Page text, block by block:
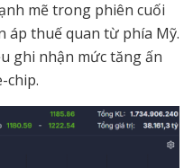
mẽ trong phiên cuối
áp thuế quan từ phía Mỹ.
ghi nhận mức tăng ấn
chip.